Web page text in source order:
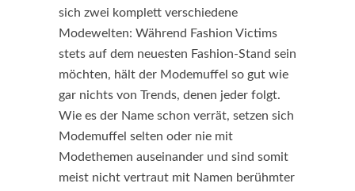
sich zwei komplett verschiedene
Modewelten: Während Fashion Victims
stets auf dem neuesten Fashion-Stand sein
möchten, hält der Modemuffel so gut wie
gar nichts von Trends, denen jeder folgt.
Wie es der Name schon verrät, setzen sich
Modemuffel selten oder nie mit
Modethemen auseinander und sind somit
meist nicht vertraut mit Namen berühmter